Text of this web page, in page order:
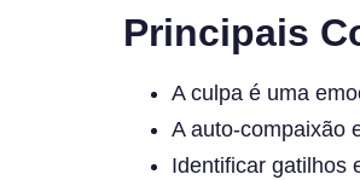
Principais
A culpa é uma
A auto-compaixão
Identificar gatilhos